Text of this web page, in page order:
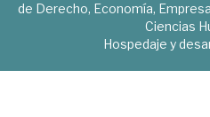
de Derecho, Economía,
Ciencias
Hospedaje y